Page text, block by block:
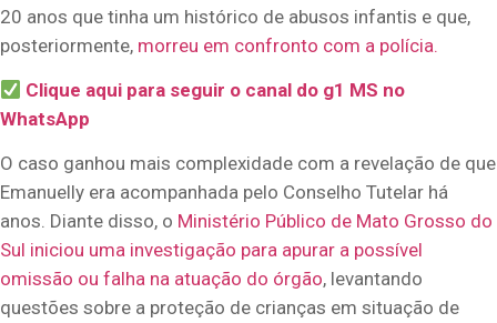
20 anos que tinha um histórico de abusos infantis e que,
posteriormente, morreu em confronto com a polícia.
Clique aqui para seguir o canal do g1 MS no
WhatsApp
O caso ganhou mais complexidade com a revelação de que
Emanuelly era acompanhada pelo Conselho Tutelar há
anos. Diante disso, o Ministério Público de Mato Grosso do
Sul iniciou uma investigação para apurar a possível
omissão ou falha na atuação do órgão, levantando
questões sobre a proteção de crianças em situação de